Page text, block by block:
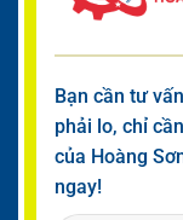
Bạn cần tư
phải lo, chỉ
của Hoàng
ngay!